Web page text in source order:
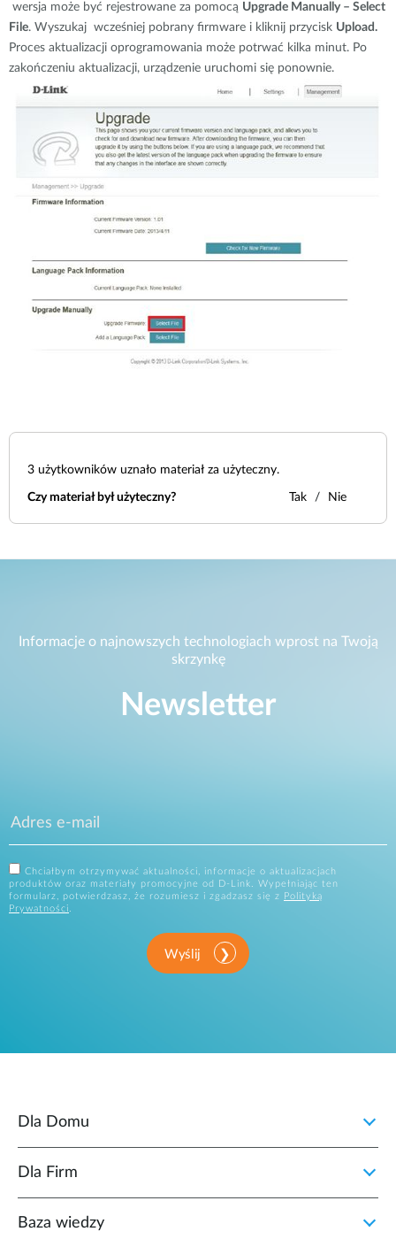
wersja może być rejestrowane za pomocą Upgrade Manually – Select
File. Wyszukaj wcześniej pobrany firmware i kliknij przycisk Upload.
Proces aktualizacji oprogramowania może potrwać kilka minut. Po
zakończeniu aktualizacji, urządzenie uruchomi się ponownie.
3 użytkowników uznało materiał za użyteczny.
Czy materiał był użyteczny? Tak Nie
Informacje o najnowszych technologiach wprost na Twoją
skrzynkę
Newsletter
Chciałbym otrzymywać aktualności, informacje o aktualizacjach
produktów oraz materiały promocyjne od D-Link. Wypełniając ten
formularz, potwierdzasz, że rozumiesz i zgadzasz się z
Polityką
Prywatności.
Wyślij
Dla Domu
Dla Firm
Baza wiedzy